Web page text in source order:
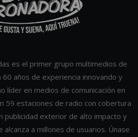
es el primer grupo multimedios de
60 años de experiencia innovando y
líder en medios de comunicación en
59 estaciones de radio con cobertura
publicidad exterior de alto impacto y
alcanza a millones de usuarios. Únase